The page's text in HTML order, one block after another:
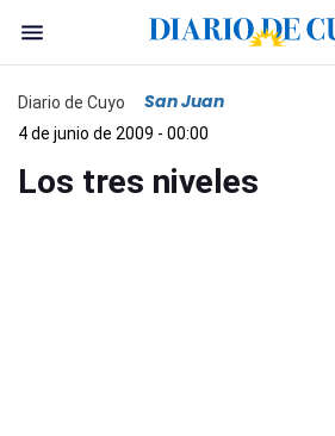
Diario de Cuyo San Juan
4 de junio de 2009 - 00:00
Los tres niveles